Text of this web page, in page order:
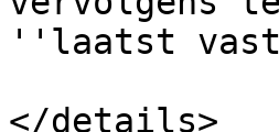
''laatst
</details>